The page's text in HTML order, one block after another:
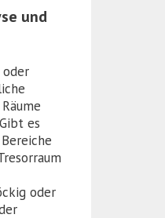
und
es
oder